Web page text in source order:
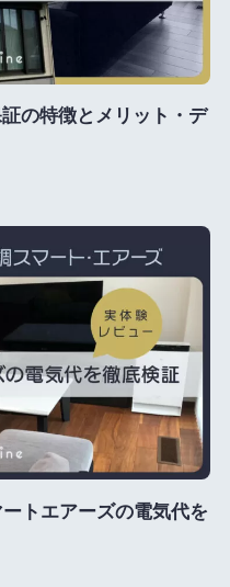
の特徴とメリット・デ
ートエアーズの電気代を